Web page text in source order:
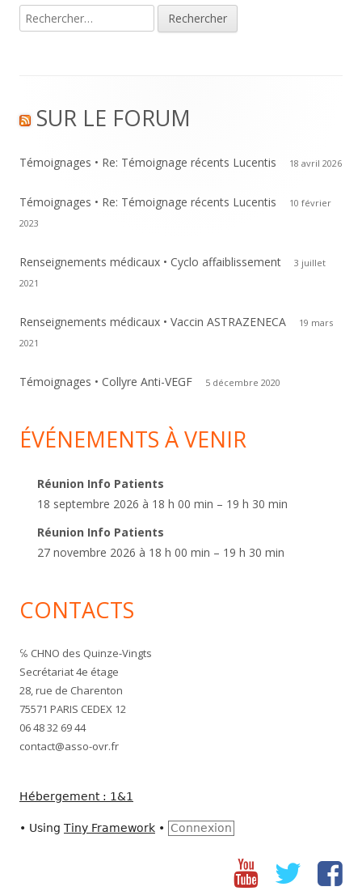
Rechercher :
Content
SUR LE FORUM
Témoignages • Re: Témoignage récents Lucentis 18 avril 2026
Témoignages • Re: Témoignage récents Lucentis
10 février
2023
Renseignements médicaux • Cyclo affaiblissement
3 juillet
2021
Renseignements médicaux • Vaccin ASTRAZENECA
19 mars
2021
Témoignages • Collyre Anti-VEGF 5 décembre 2020
ÉVÉNEMENTS À VENIR
Réunion Info Patients
18 septembre 2026 à 18 h 00 min – 19 h 30 min
Réunion Info Patients
27 novembre 2026 à 18 h 00 min – 19 h 30 min
CONTACTS
℅ CHNO des Quinze-Vingts
Secrétariat 4e étage
28, rue de Charenton
75571 PARIS CEDEX 12
06 48 32 69 44
contact@asso-ovr.fr
Hébergement : 1&1
• Using Tiny Framework • Connexion
Youtube Twitter